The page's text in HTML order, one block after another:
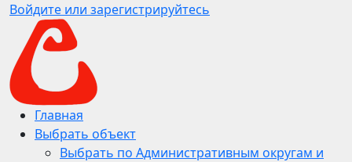
Войдите или зарегистрируйтесь
Главная
Выбрать объект
Выбрать по Административным округам и